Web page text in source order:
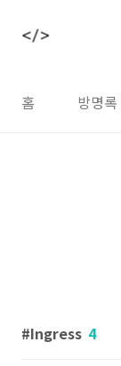
홈 방명록
Ingress 4